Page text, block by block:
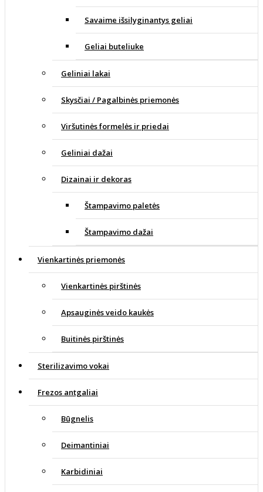
Savaime išsilyginantys geliai
Geliai buteliuke
Geliniai lakai
Skysčiai / Pagalbinės priemonės
Viršutinės formelės ir priedai
Geliniai dažai
Dizainai ir dekoras
Štampavimo paletės
Štampavimo dažai
Vienkartinės priemonės
Vienkartinės pirštinės
Apsauginės veido kaukės
Buitinės pirštinės
Sterilizavimo vokai
Frezos antgaliai
Būgnelis
Deimantiniai
Karbidiniai